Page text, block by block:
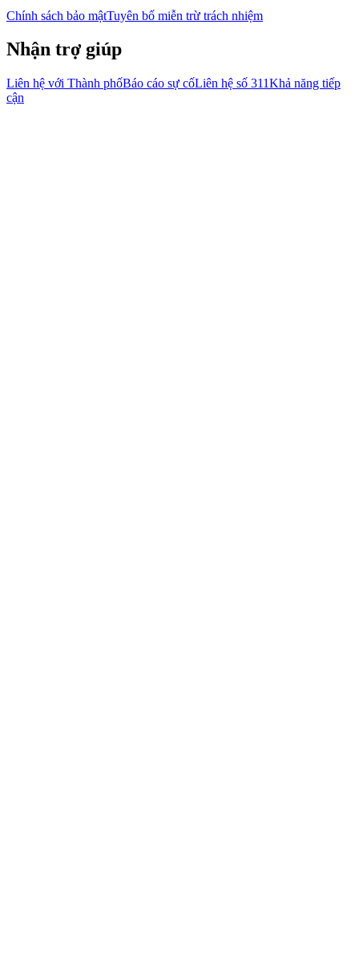
Chính sách bảo mậtTuyên bố miễn trừ trách nhiệm
Nhận trợ giúp
Liên hệ với Thành phốBáo cáo sự cốLiên hệ số 311Khả năng tiếp
cận